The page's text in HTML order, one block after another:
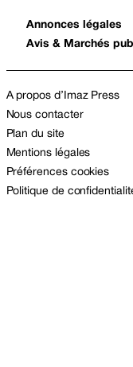
Annonces légales
Avis & Marchés
A propos d’Imaz Press
Nous contacter
Plan du site
Mentions légales
Préférences cookies
Politique de